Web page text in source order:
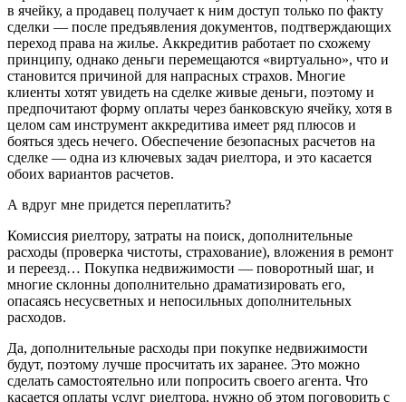
в ячейку, а продавец получает к ним доступ только по факту
сделки — после предъявления документов, подтверждающих
переход права на жилье. Аккредитив работает по схожему
принципу, однако деньги перемещаются «виртуально», что и
становится причиной для напрасных страхов. Многие
клиенты хотят увидеть на сделке живые деньги, поэтому и
предпочитают форму оплаты через банковскую ячейку, хотя в
целом сам инструмент аккредитива имеет ряд плюсов и
бояться здесь нечего. Обеспечение безопасных расчетов на
сделке — одна из ключевых задач риелтора, и это касается
обоих вариантов расчетов.
А вдруг мне придется переплатить?
Комиссия риелтору, затраты на поиск, дополнительные
расходы (проверка чистоты, страхование), вложения в ремонт
и переезд… Покупка недвижимости — поворотный шаг, и
многие склонны дополнительно драматизировать его,
опасаясь несусветных и непосильных дополнительных
расходов.
Да, дополнительные расходы при покупке недвижимости
будут, поэтому лучше просчитать их заранее. Это можно
сделать самостоятельно или попросить своего агента. Что
касается оплаты услуг риелтора, нужно об этом поговорить с